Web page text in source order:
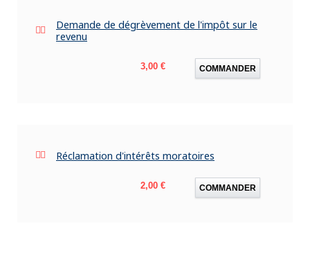
Demande de dégrèvement de l'impôt sur le
revenu
Prix
3,00 € COMMANDER
Réclamation d'intérêts moratoires
Prix
2,00 € COMMANDER